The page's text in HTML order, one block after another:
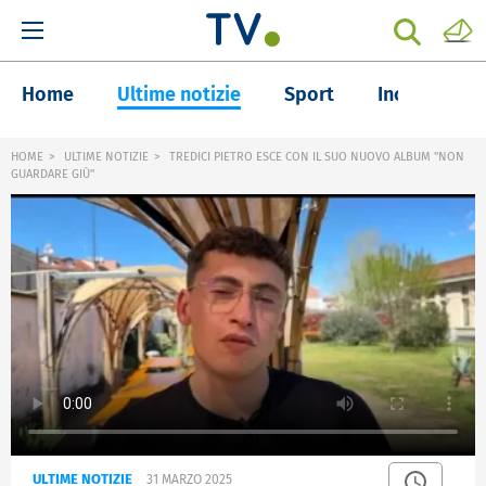
Home Ultime notizie Sport Inchieste
HOME ULTIME NOTIZIE
TREDICI PIETRO ESCE CON IL SUO NUOVO ALBUM "NON
GUARDARE GIÙ"
ULTIME NOTIZIE 31 MARZO 2025